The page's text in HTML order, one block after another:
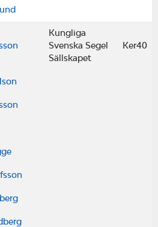
Kungliga
Svenska Segel
Sällskapet
Ker40